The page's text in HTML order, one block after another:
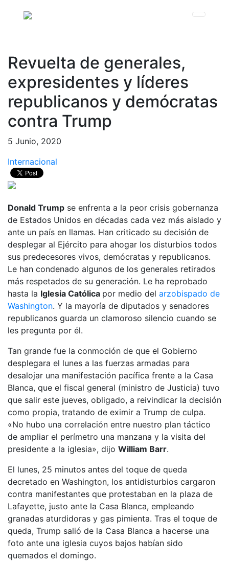
Revuelta de generales,
expresidentes y líderes
republicanos y demócratas
contra Trump
5 Junio, 2020
Internacional
Donald Trump se enfrenta a la peor crisis gobernanza
de Estados Unidos en décadas cada vez más aislado y
ante un país en llamas. Han criticado su decisión de
desplegar al Ejército para ahogar los disturbios todos
sus predecesores vivos, demócratas y republicanos.
Le han condenado algunos de los generales retirados
más respetados de su generación. Le ha reprobado
hasta la Iglesia Católica por medio del arzobispado de
Washington. Y la mayoría de diputados y senadores
republicanos guarda un clamoroso silencio cuando se
les pregunta por él.
Tan grande fue la conmoción de que el Gobierno
desplegara el lunes a las fuerzas armadas para
desalojar una manifestación pacífica frente a la Casa
Blanca, que el fiscal general (ministro de Justicia) tuvo
que salir este jueves, obligado, a reivindicar la decisión
como propia, tratando de eximir a Trump de culpa.
«No hubo una correlación entre nuestro plan táctico
de ampliar el perímetro una manzana y la visita del
presidente a la iglesia», dijo William Barr.
El lunes, 25 minutos antes del toque de queda
decretado en Washington, los antidisturbios cargaron
contra manifestantes que protestaban en la plaza de
Lafayette, justo ante la Casa Blanca, empleando
granadas aturdidoras y gas pimienta. Tras el toque de
queda, Trump salió de la Casa Blanca a hacerse una
foto ante una iglesia cuyos bajos habían sido
quemados el domingo.